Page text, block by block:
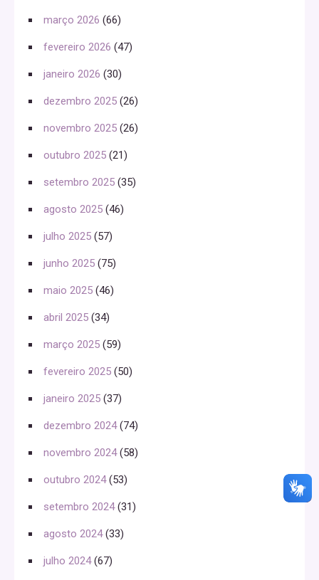
março 2026 (66)
fevereiro 2026 (47)
janeiro 2026 (30)
dezembro 2025 (26)
novembro 2025 (26)
outubro 2025 (21)
setembro 2025 (35)
agosto 2025 (46)
julho 2025 (57)
junho 2025 (75)
maio 2025 (46)
abril 2025 (34)
março 2025 (59)
fevereiro 2025 (50)
janeiro 2025 (37)
dezembro 2024(74)
novembro 2024(58)
outubro 2024(53)
setembro 2024(31)
agosto 2024(33)
julho 2024(67)